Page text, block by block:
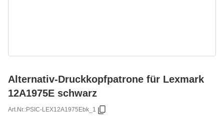
Alternativ-Druckkopfpatrone für Lexmark
12A1975E schwarz
Art.Nr.:PSIC-LEX12A1975Ebk_1